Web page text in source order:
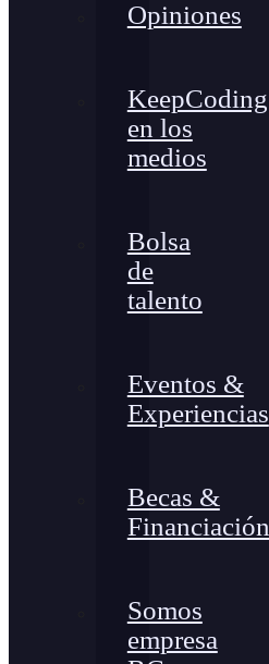
Opiniones
KeepCoding
en los
medios
Bolsa
de
talento
Eventos &
Experiencias
Becas &
Financiación
Somos
empresa